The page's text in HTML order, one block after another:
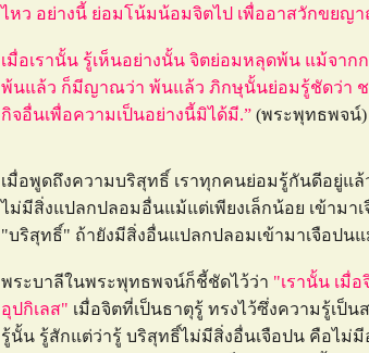
ไหว อย่างนี้ ย่อมโน้มน้อมจิตไป เพื่ออาสวักขยญ
เมื่อเรานั้น รู้เห็นอย่างนั้น จิตย่อมหลุดพ้น แม้จา
พ้นแล้ว ก็มีญาณว่า พ้นแล้ว ภิกษุนั้นย่อมรู้ชัดว่า ช
กิจอื่นเพื่อความเป็นอย่างนี้มิได้มี.” (พระพุทธพจน์)
เมื่อพูดถึงความบริสุทธิ์ เราทุกคนย่อมรู้กันดีอยู่แ
ไม่มีสิ่งแปลกปลอมอื่นแม้แต่เพียงเล็กน้อย เข้ามา
"บริสุทธิ์" ถ้ายังมีสิ่งอื่นแปลกปลอมเข้ามาเจือปนแ
พระบาลีในพระพุทธพจน์ก็ชี้ชัดไว้ว่า "เรานั้น เมื่
อุปกิเลส" เมื่อจิตที่เป็นธาตุรู้ ทรงไว้ซึ่งความรู้เป็
รู้นั้น รู้สักแต่ว่ารู้ บริสุทธิ์ไม่มีสิ่งอื่นเจือปน คือไม่